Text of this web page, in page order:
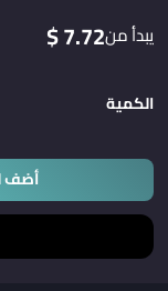
الكمية
يبدأ من7.72 $
أضف